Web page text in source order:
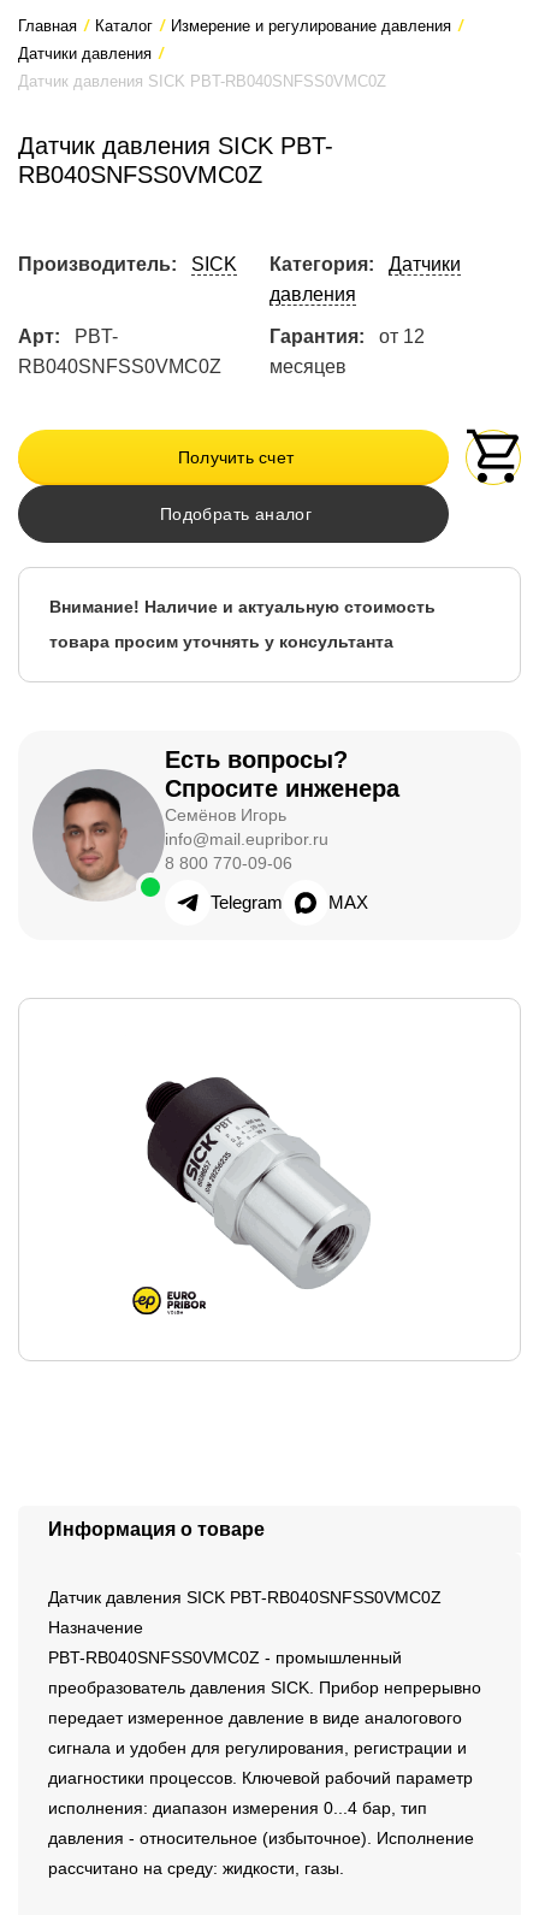
Главная / Каталог / Измерение и регулирование давления /
Датчики давления /
Датчик давления SICK PBT-RB040SNFSS0VMC0Z
Датчик давления SICK PBT-
RB040SNFSS0VMC0Z
Производитель: SICK Категория:
Датчики
давления
Арт:
PBT-
RB040SNFSS0VMC0Z
Гарантия:
от 12
месяцев
Получить счет
Подобрать аналог
Внимание! Наличие и актуальную стоимость
товара просим уточнять у консультанта
Есть вопросы?
Спросите инженера
Семёнов Игорь
info@mail.eupribor.ru
8 800 770-09-06
Telegram MAX
Информация о товаре
Датчик давления SICK PBT-RB040SNFSS0VMC0Z
Назначение
PBT-RB040SNFSS0VMC0Z - промышленный
преобразователь давления SICK. Прибор непрерывно
передает измеренное давление в виде аналогового
сигнала и удобен для регулирования, регистрации и
диагностики процессов. Ключевой рабочий параметр
исполнения: диапазон измерения 0...4 бар, тип
давления - относительное (избыточное). Исполнение
рассчитано на среду: жидкости, газы.